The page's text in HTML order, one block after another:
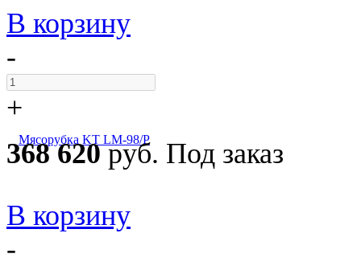
В корзину
-
+
Мясорубка KT LM-98/P
368 620руб. Под заказ
В корзину
-